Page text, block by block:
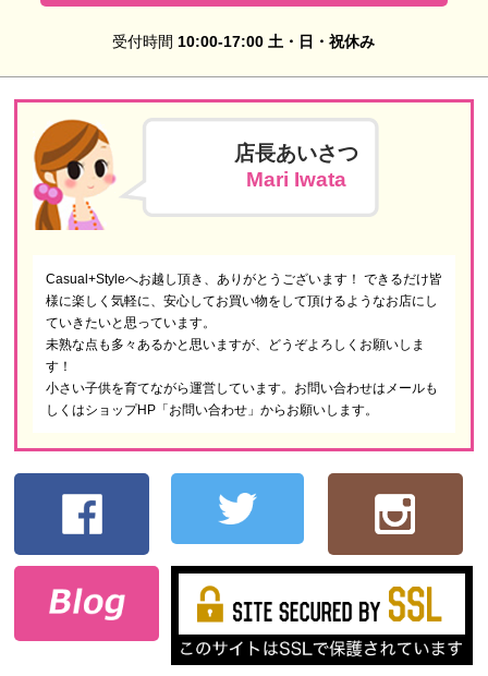
受付時間 10:00-17:00 土・日・祝休み
店長あいさつ
Mari Iwata
Casual+Styleへお越し頂き、ありがとうございます！ できるだけ皆
様に楽しく気軽に、安心してお買い物をして頂けるようなお店にし
ていきたいと思っています。
未熟な点も多々あるかと思いますが、どうぞよろしくお願いしま
す！
小さい子供を育てながら運営しています。お問い合わせはメールも
しくはショップHP「お問い合わせ」からお願いします。